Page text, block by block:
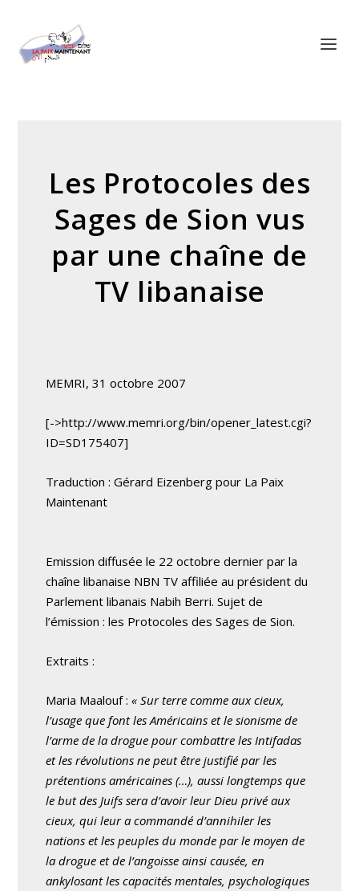
Les Protocoles des
Sages de Sion vus
par une chaîne de
TV libanaise
MEMRI, 31 octobre 2007
[->http://www.memri.org/bin/opener_latest.cgi?
ID=SD175407]
Traduction : Gérard Eizenberg pour La Paix
Maintenant
Emission diffusée le 22 octobre dernier par la
chaîne libanaise NBN TV affiliée au président du
Parlement libanais Nabih Berri. Sujet de
l’émission : les Protocoles des Sages de Sion.
Extraits :
Maria Maalouf :« Sur terre comme aux cieux,
l’usage que font les Américains et le sionisme de
l’arme de la drogue pour combattre les Intifadas
et les révolutions ne peut être justifié par les
prétentions américaines (…), aussi longtemps que
le but des Juifs sera d’avoir leur Dieu privé aux
cieux, qui leur a commandé d’annihiler les
nations et les peuples du monde par le moyen de
la drogue et de l’angoisse ainsi causée, en
ankylosant les capacités mentales, psychologiques